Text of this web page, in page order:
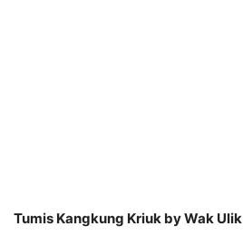
Tumis Kangkung Kriuk by Wak Ulik